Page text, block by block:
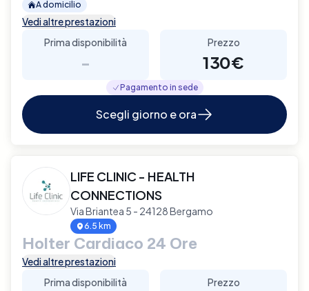
A domicilio
Vedi altre prestazioni
Prima disponibilità
-
Prezzo
130€
Pagamento in sede
Scegli giorno e ora
LIFE CLINIC - HEALTH
CONNECTIONS
Via Briantea 5 - 24128 Bergamo
6.5 km
Holter Cardiaco 24 Ore
Vedi altre prestazioni
Prima disponibilità
Prezzo